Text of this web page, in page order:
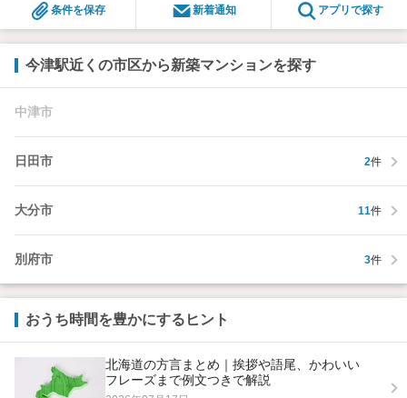
条件を保存 新着通知 アプリで探す
今津駅近くの市区から新築マンションを探す
中津市
日田市 2件
大分市 11件
別府市 3件
おうち時間を豊かにするヒント
北海道の方言まとめ｜挨拶や語尾、かわいい
フレーズまで例文つきで解説